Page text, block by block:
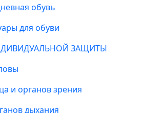
обувь
для обуви
ЗАЩИТЫ
и органов зрения
дыхания